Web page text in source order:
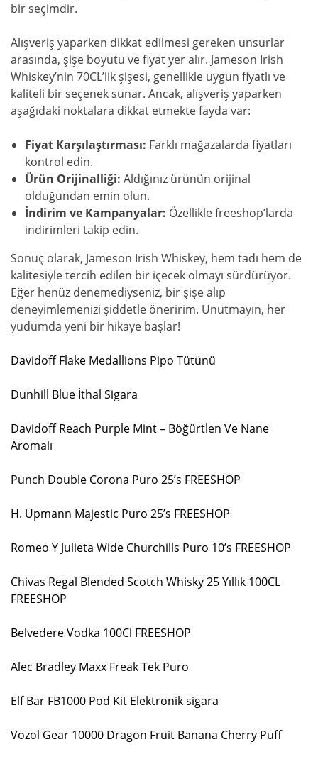
bir seçimdir.
Alışveriş yaparken dikkat edilmesi gereken unsurlar
arasında, şişe boyutu ve fiyat yer alır. Jameson Irish
Whiskey’nin 70CL’lik şişesi, genellikle uygun fiyatlı ve
kaliteli bir seçenek sunar. Ancak, alışveriş yaparken
aşağıdaki noktalara dikkat etmekte fayda var:
Fiyat Karşılaştırması: Farklı mağazalarda fiyatları
kontrol edin.
Ürün Orijinalliği: Aldığınız ürünün orijinal
olduğundan emin olun.
İndirim ve Kampanyalar: Özellikle freeshop’larda
indirimleri takip edin.
Sonuç olarak, Jameson Irish Whiskey, hem tadı hem de
kalitesiyle tercih edilen bir içecek olmayı sürdürüyor.
Eğer henüz denemediyseniz, bir şişe alıp
deneyimlemenizi şiddetle öneririm. Unutmayın, her
yudumda yeni bir hikaye başlar!
Davidoff Flake Medallions Pipo Tütünü
Dunhill Blue İthal Sigara
Davidoff Reach Purple Mint – Böğürtlen Ve Nane
Aromalı
Punch Double Corona Puro 25’s FREESHOP
H. Upmann Majestic Puro 25’s FREESHOP
Romeo Y Julieta Wide Churchills Puro 10’s FREESHOP
Chivas Regal Blended Scotch Whisky 25 Yıllık 100CL
FREESHOP
Belvedere Vodka 100Cl FREESHOP
Alec Bradley Maxx Freak Tek Puro
Elf Bar FB1000 Pod Kit Elektronik sigara
Vozol Gear 10000 Dragon Fruit Banana Cherry Puff